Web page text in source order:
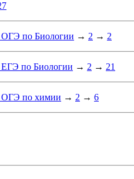
ОГЭ по Биологии → 2 → 2
ЕГЭ по Биологии → 2 → 21
ОГЭ по химии → 2 → 6